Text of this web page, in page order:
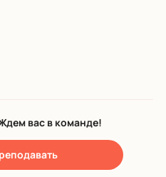
вас в команде!